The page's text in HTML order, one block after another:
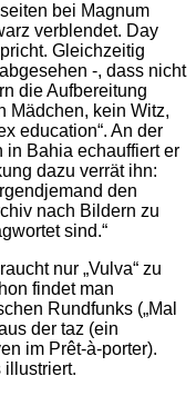
bei Magnum
verblendet. Day
Gleichzeitig
-, dass nicht
die Aufbereitung
Mädchen, kein Witz,
education“. An der
in Bahia echauffiert er
dazu verrät ihn:
den
nach Bildern zu
sind.“
nur „Vulva“ zu
findet man
Rundfunks („Mal
der taz (ein
im Prêt-à-porter).
illustriert.